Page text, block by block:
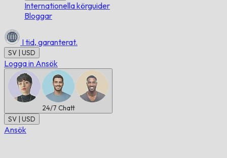
Internationella körguider
Bloggar
I tid, garanterat.
SV | USD
Logga in Ansök
24/7 Chatt
SV | USD
Ansök